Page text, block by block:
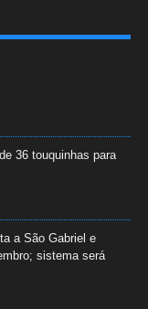
36 touquinhas para
a São Gabriel e
sistema será